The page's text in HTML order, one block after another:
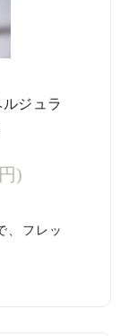
ジュラ
)
、フレッ